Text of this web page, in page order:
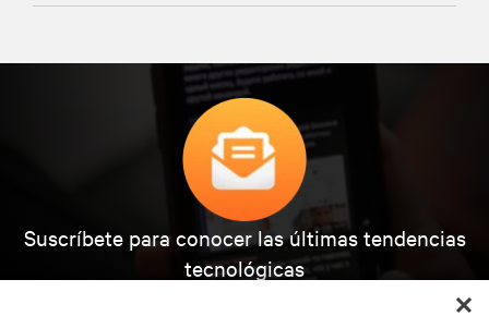
Suscríbete para conocer las últimas tendencias
tecnológicas